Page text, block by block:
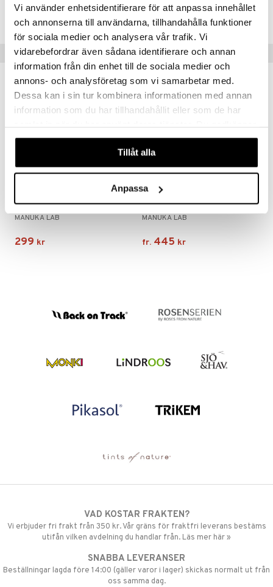
Vi använder enhetsidentifierare för att anpassa innehållet
och annonserna till användarna, tillhandahålla funktioner
för sociala medier och analysera vår trafik. Vi
vidarebefordrar även sådana identifierare och annan
information från din enhet till de sociala medier och
annons- och analysföretag som vi samarbetar med.
Dessa kan i sin tur kombinera informationen med annan
information som du har tillhandahållit eller som de har
våra cookies vid fortsatt användande av vår webbplats.
Tillåt alla
Anpassa
Tips till dig
Manuka Lab Manukahonung MGO 300+
MANUKA LAB
299 kr
Manuka Lab Manukahonung MGO 525+
MANUKA LAB
fr. 445 kr
dusch & tvål
oljor
VAD KOSTAR FRAKTEN?
Vi erbjuder fri frakt från 350 kr. Vår gräns för fraktfri leverans bestäms
utifån vilken avdelning du handlar från. Läs mer här »
SNABBA LEVERANSER
Beställningar lagda före 14:00 (gäller varor i lager) skickas normalt ut från
oss samma dag.